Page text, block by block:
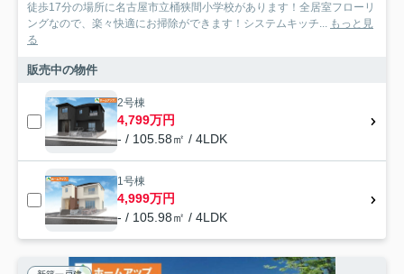
徒歩17分の場所に名古屋市立桶狭間小学校があります！全居室フローリ
ングなので、楽々快適にお掃除ができます！システムキッチ... もっと見
る
販売中の物件
2号棟
4,799万円
- / 105.58㎡ / 4LDK
1号棟
4,999万円
- / 105.98㎡ / 4LDK